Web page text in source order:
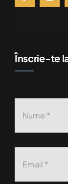
Înscrie-te